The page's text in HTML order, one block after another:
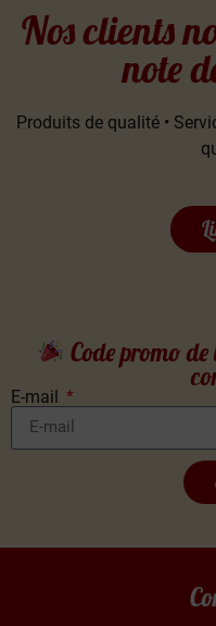
Nos clients
note
Produits de qualité •
Code promo de
E-mail